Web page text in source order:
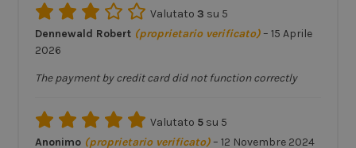
Valutato3 su 5
Dennewald Robert (proprietario verificato) – 15 Aprile
2026
The payment by credit card did not function correctly
Valutato 5 su 5
Anonimo (proprietario verificato) – 12 Novembre 2024